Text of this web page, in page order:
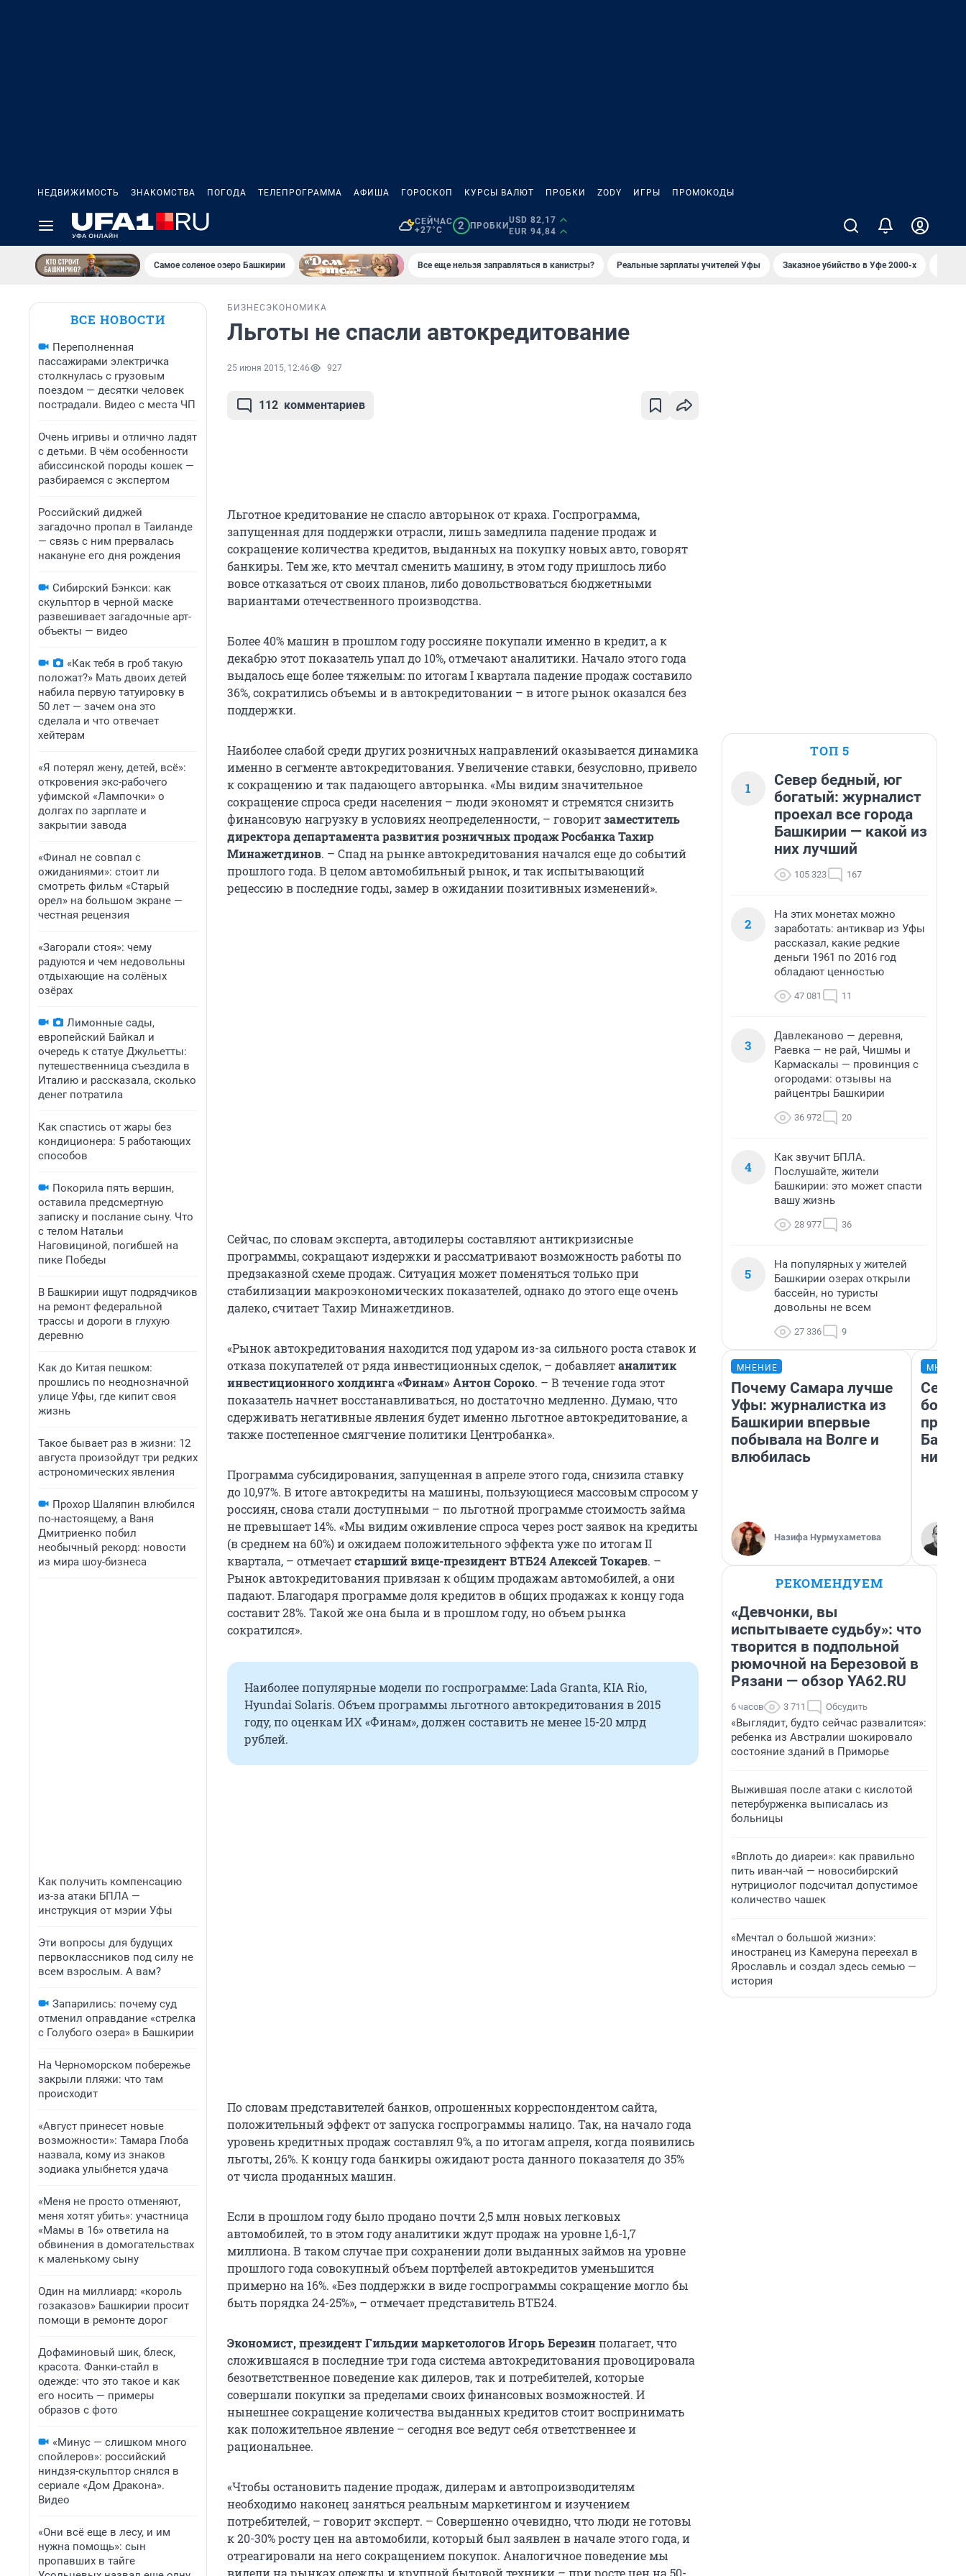
НЕДВИЖИМОСТЬ ЗНАКОМСТВА ПОГОДА ТЕЛЕПРОГРАММА АФИША ГОРОСКОП КУРСЫ ВАЛЮТ ПРОБКИ ZODY ИГРЫ ПРОМОКОДЫ
СЕЙЧАС
+27°C
2 ПРОБКИ
USD 82,17
EUR 94,84
Самое соленое озеро Башкирии Все еще нельзя заправляться в канистры? Реальные зарплаты учителей Уфы Заказное убийство в Уфе 2000-х
ВСЕ НОВОСТИ
Переполненная
пассажирами электричка
столкнулась с грузовым
поездом — десятки человек
пострадали. Видео с места ЧП
Очень игривы и отлично ладят
с детьми. В чём особенности
абиссинской породы кошек —
разбираемся с экспертом
Российский диджей
загадочно пропал в Таиланде
— связь с ним прервалась
накануне его дня рождения
Сибирский Бэнкси: как
скульптор в черной маске
развешивает загадочные арт-
объекты — видео
«Как тебя в гроб такую
положат?» Мать двоих детей
набила первую татуировку в
50 лет — зачем она это
сделала и что отвечает
хейтерам
«Я потерял жену, детей, всё»:
откровения экс-рабочего
уфимской «Лампочки» о
долгах по зарплате и
закрытии завода
«Финал не совпал с
ожиданиями»: стоит ли
смотреть фильм «Старый
орел» на большом экране —
честная рецензия
«Загорали стоя»: чему
радуются и чем недовольны
отдыхающие на солёных
озёрах
Лимонные сады,
европейский Байкал и
очередь к статуе Джульетты:
путешественница съездила в
Италию и рассказала, сколько
денег потратила
Как спастись от жары без
кондиционера: 5 работающих
способов
Покорила пять вершин,
оставила предсмертную
записку и послание сыну. Что
с телом Натальи
Наговициной, погибшей на
пике Победы
В Башкирии ищут подрядчиков
на ремонт федеральной
трассы и дороги в глухую
деревню
Как до Китая пешком:
прошлись по неоднозначной
улице Уфы, где кипит своя
жизнь
Такое бывает раз в жизни: 12
августа произойдут три редких
астрономических явления
Прохор Шаляпин влюбился
по-настоящему, а Ваня
Дмитриенко побил
необычный рекорд: новости
из мира шоу-бизнеса
Как получить компенсацию
из-за атаки БПЛА —
инструкция от мэрии Уфы
Эти вопросы для будущих
первоклассников под силу не
всем взрослым. А вам?
Запарились: почему суд
отменил оправдание «стрелка
с Голубого озера» в Башкирии
На Черноморском побережье
закрыли пляжи: что там
происходит
«Август принесет новые
возможности»: Тамара Глоба
назвала, кому из знаков
зодиака улыбнется удача
«Меня не просто отменяют,
меня хотят убить»: участница
«Мамы в 16» ответила на
обвинения в домогательствах
к маленькому сыну
Один на миллиард: «король
гозаказов» Башкирии просит
помощи в ремонте дорог
Дофаминовый шик, блеск,
красота. Фанки-стайл в
одежде: что это такое и как
его носить — примеры
образов с фото
«Минус — слишком много
спойлеров»: российский
ниндзя-скульптор снялся в
сериале «Дом Дракона».
Видео
«Они всё еще в лесу, и им
нужна помощь»: сын
пропавших в тайге
БИЗНЕС ЭКОНОМИКА
Льготы не спасли автокредитование
25 июня 2015, 12:46 927
112 комментариев
Льготное кредитование не спасло авторынок от краха. Госпрограмма,
запущенная для поддержки отрасли, лишь замедлила падение продаж и
сокращение количества кредитов, выданных на покупку новых авто, говорят
банкиры. Тем же, кто мечтал сменить машину, в этом году пришлось либо
вовсе отказаться от своих планов, либо довольствоваться бюджетными
вариантами отечественного производства.
Более 40% машин в прошлом году россияне покупали именно в кредит, а к
декабрю этот показатель упал до 10%, отмечают аналитики. Начало этого года
выдалось еще более тяжелым: по итогам I квартала падение продаж составило
36%, сократились объемы и в автокредитовании – в итоге рынок оказался без
поддержки.
Наиболее слабой среди других розничных направлений оказывается динамика
именно в сегменте автокредитования. Увеличение ставки, безусловно, привело
к сокращению и так падающего авторынка. «Мы видим значительное
сокращение спроса среди населения – люди экономят и стремятся снизить
финансовую нагрузку в условиях неопределенности, – говоритзаместитель
директора департамента развития розничных продаж Росбанка Тахир
Минажетдинов. – Спад на рынке автокредитования начался еще до событий
прошлого года. В целом автомобильный рынок, и так испытывающий
рецессию в последние годы, замер в ожидании позитивных изменений».
Сейчас, по словам эксперта, автодилеры составляют антикризисные
программы, сокращают издержки и рассматривают возможность работы по
предзаказной схеме продаж. Ситуация может поменяться только при
стабилизации макроэкономических показателей, однако до этого еще очень
далеко, считает Тахир Минажетдинов.
«Рынок автокредитования находится под ударом из-за сильного роста ставок и
отказа покупателей от ряда инвестиционных сделок, – добавляетаналитик
инвестиционного холдинга «Финам» Антон Сороко. – В течение года этот
показатель начнет восстанавливаться, но достаточно медленно. Думаю, что
сдерживать негативные явления будет именно льготное автокредитование, а
также постепенное смягчение политики Центробанка».
Программа субсидирования, запущенная в апреле этого года, снизила ставку
до 10,97%. В итоге автокредиты на машины, пользующиеся массовым спросом у
россиян, снова стали доступными – по льготной программе стоимость займа
не превышает 14%. «Мы видим оживление спроса через рост заявок на кредиты
(в среднем на 60%) и ожидаем положительного эффекта уже по итогам II
квартала, – отмечаетстарший вице-президент ВТБ24 Алексей Токарев. –
Рынок автокредитования привязан к общим продажам автомобилей, а они
падают. Благодаря программе доля кредитов в общих продажах к концу года
составит 28%. Такой же она была и в прошлом году, но объем рынка
сократился».
Наиболее популярные модели по госпрограмме: Lada Granta, KIA Rio,
Hyundai Solaris. Объем программы льготного автокредитования в 2015
году, по оценкам ИХ «Финам», должен составить не менее 15-20 млрд
рублей.
По словам представителей банков, опрошенных корреспондентом сайта,
положительный эффект от запуска госпрограммы налицо. Так, на начало года
уровень кредитных продаж составлял 9%, а по итогам апреля, когда появились
льготы, 26%. К концу года банкиры ожидают роста данного показателя до 35%
от числа проданных машин.
Если в прошлом году было продано почти 2,5 млн новых легковых
автомобилей, то в этом году аналитики ждут продаж на уровне 1,6-1,7
миллиона. В таком случае при сохранении доли выданных займов на уровне
прошлого года совокупный объем портфелей автокредитов уменьшится
примерно на 16%. «Без поддержки в виде госпрограммы сокращение могло бы
быть порядка 24-25%», – отмечает представитель ВТБ24.
Экономист, президент Гильдии маркетологов Игорь Березинполагает, что
сложившаяся в последние три года система автокредитования провоцировала
безответственное поведение как дилеров, так и потребителей, которые
совершали покупки за пределами своих финансовых возможностей. И
нынешнее сокращение количества выданных кредитов стоит воспринимать
как положительное явление – сегодня все ведут себя ответственнее и
рациональнее.
«Чтобы остановить падение продаж, дилерам и автопроизводителям
необходимо наконец заняться реальным маркетингом и изучением
потребителей, – говорит эксперт. – Совершенно очевидно, что люди не готовы
к 20-30% росту цен на автомобили, который был заявлен в начале этого года, и
отреагировали на него сокращением покупок. Аналогичное поведение мы
видели на рынках одежды и крупной бытовой техники – при росте цен на 50-
ТОП 5
1
Север бедный, юг
богатый: журналист
проехал все города
Башкирии — какой из
них лучший
105 323 167
2
На этих монетах можно
заработать: антиквар из Уфы
рассказал, какие редкие
деньги 1961 по 2016 год
обладают ценностью
47 081 11
3
Давлеканово — деревня,
Раевка — не рай, Чишмы и
Кармаскалы — провинция с
огородами: отзывы на
райцентры Башкирии
36 972 20
4
Как звучит БПЛА.
Послушайте, жители
Башкирии: это может спасти
вашу жизнь
28 977 36
5
На популярных у жителей
Башкирии озерах открыли
бассейн, но туристы
довольны не всем
27 336 9
МНЕНИЕ
Почему Самара лучше
Уфы: журналистка из
Башкирии впервые
побывала на Волге и
влюбилась
Назифа Нурмухаметова
них
РЕКОМЕНДУЕМ
«Девчонки, вы
испытываете судьбу»: что
творится в подпольной
рюмочной на Березовой в
Рязани — обзор YA62.RU
6 часов 3 711 Обсудить
«Выглядит, будто сейчас развалится»:
ребенка из Австралии шокировало
состояние зданий в Приморье
Выжившая после атаки с кислотой
петербурженка выписалась из
больницы
«Вплоть до диареи»: как правильно
пить иван-чай — новосибирский
нутрициолог подсчитал допустимое
количество чашек
«Мечтал о большой жизни»:
иностранец из Камеруна переехал в
Ярославль и создал здесь семью —
история